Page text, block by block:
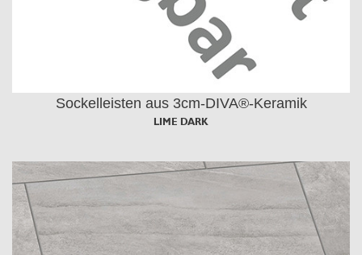
Sockelleisten aus 3cm-DIVA®-Keramik
LIME DARK